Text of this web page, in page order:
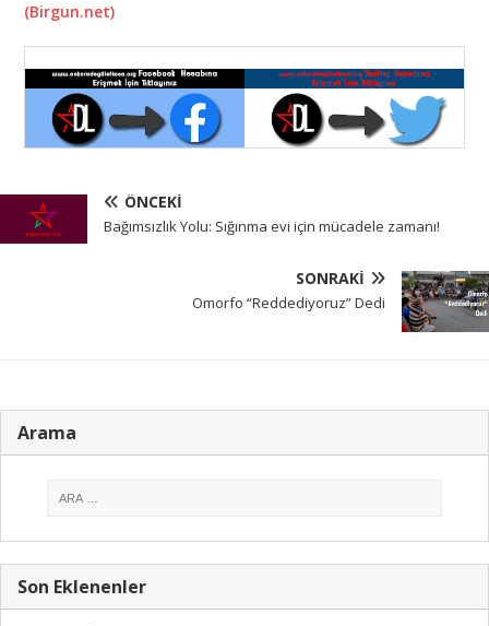
(Birgun.net)
ÖNCEKI
Bağımsızlık Yolu: Sığınma evi için mücadele zamanı!
SONRAKI
Omorfo “Reddediyoruz” Dedi
Arama
Son Eklenenler